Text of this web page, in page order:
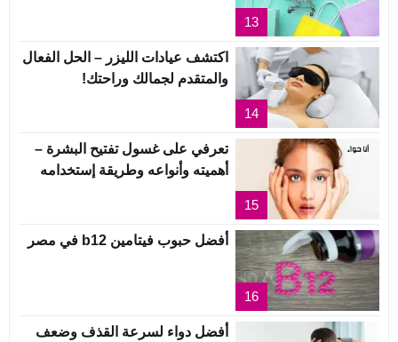
13
14
اكتشف عيادات الليزر – الحل الفعال
والمتقدم لجمالك وراحتك!
15
تعرفي على غسول تفتيح البشرة –
أهميته وأنواعه وطريقة إستخدامه
16
أفضل حبوب فيتامين b12 في مصر
أفضل دواء لسرعة القذف وضعف